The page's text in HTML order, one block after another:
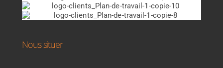
Nous situer